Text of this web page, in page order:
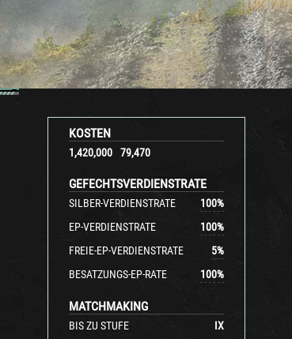
KOSTEN
1,420,000 79,470
GEFECHTSVERDIENSTRATE
SILBER-VERDIENSTRATE 100%
EP-VERDIENSTRATE
100%
FREIE-EP-VERDIENSTRATE
5%
BESATZUNGS-EP-RATE
100%
MATCHMAKING
BIS ZU STUFE IX